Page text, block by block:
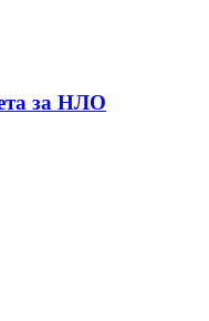
за НЛО